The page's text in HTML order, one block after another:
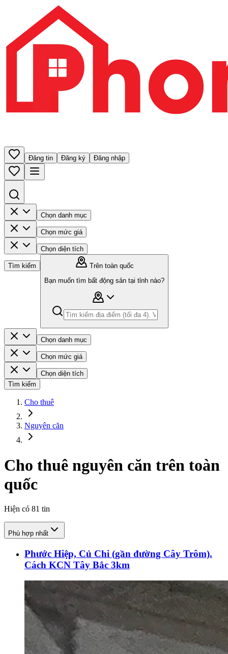
Đăng tin Đăng ký Đăng nhập
Chọn danh mục
Chọn mức giá
Chọn diện tích
Tìm kiếm
Trên toàn quốc
Bạn muốn tìm bất động sản tại tỉnh nào?
Chọn danh mục
Chọn mức giá
Chọn diện tích
Tìm kiếm
Cho thuê
Nguyên căn
Cho thuê nguyên căn trên toàn
quốc
Hiện có 81 tin
Phù hợp nhất
Phước Hiệp, Củ Chi (gần đường Cây Trôm).
Cách KCN Tây Bắc 3km